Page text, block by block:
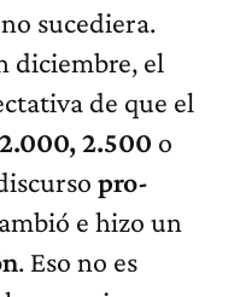
sucediera.
diciembre, el
de que el
2.500 o
pro-
e hizo un
. Eso no es